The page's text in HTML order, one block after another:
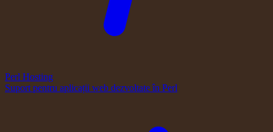
Perl Hosting
Suport pentru aplicații web dezvoltate în Perl